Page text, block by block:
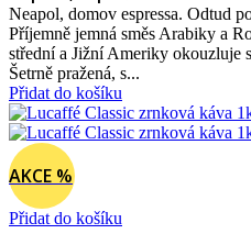
Neapol, domov espressa. Odtud
Příjemně jemná směs Arabiky a
střední a Jižní Ameriky okouzluje
Šetrně pražená, s...
Přidat do košíku
AKCE %
Přidat do košíku